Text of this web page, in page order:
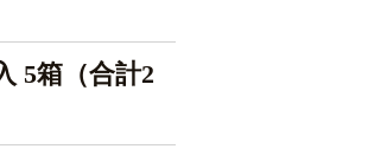
5箱（合計2